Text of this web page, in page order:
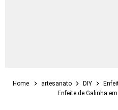
Home artesanato DIY
Enfeite de Galinha